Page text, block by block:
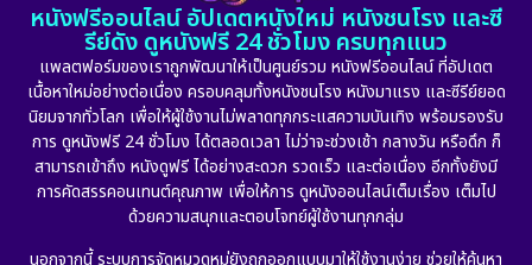
หนังฟรีออนไลน์ อัปเดตหนังใหม่ หนังชนโรง และซี
รีย์ดัง ดูหนังฟรี 24 ชั่วโมง ครบทุกแนว
แพลตฟอร์มของเราถูกพัฒนาให้เป็นศูนย์รวม หนังฟรีออนไลน์ ที่อัปเดต
เนื้อหาใหม่อย่างต่อเนื่อง ครอบคลุมทั้งหนังชนโรง หนังมาแรง และซีรีย์ยอด
นิยมจากทั่วโลก เพื่อให้ผู้ใช้งานไม่พลาดทุกกระแสความบันเทิง พร้อมรองรับ
การ ดูหนังฟรี 24 ชั่วโมง ได้ตลอดเวลา ไม่ว่าจะช่วงเช้า กลางวัน หรือดึก ก็
สามารถเข้าถึง หนังดูฟรี ได้อย่างสะดวก รวดเร็ว และต่อเนื่อง อีกทั้งยังมี
การคัดสรรคอนเทนต์คุณภาพ เพื่อให้การ ดูหนังออนไลน์เต็มเรื่อง เต็มไป
ด้วยความสนุกและตอบโจทย์ผู้ใช้งานทุกกลุ่ม
นอกจากนี้ ระบบการจัดหมวดหมู่ยังถูกออกแบบมาให้ใช้งานง่าย ช่วยให้ค้นหา